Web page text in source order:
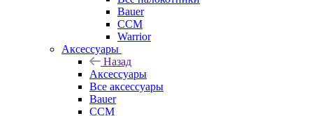
Bauer
CCM
Warrior
Аксессуары
Назад
Аксессуары
Все аксессуары
Bauer
CCM